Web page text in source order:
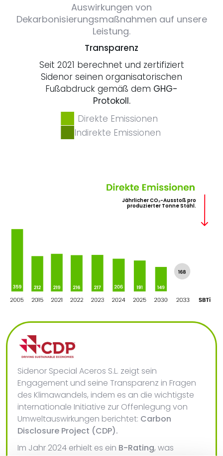
Auswirkungen von
Dekarbonisierungsmaßnahmen auf unsere
Leistung.
Transparenz
Seit 2021 berechnet und zertifiziert
Sidenor seinen organisatorischen
Fußabdruck gemäß dem GHG-
Protokoll.
Direkte Emissionen
Indirekte Emissionen
Jährlicher CO₂-Ausstoß pro
produzierter Tonne Stahl.
Sidenor Special Aceros S.L. zeigt sein
Engagement und seine Transparenz in Fragen
des Klimawandels, indem es an die wichtigste
internationale Initiative zur Offenlegung von
Umweltauswirkungen berichtet: Carbon
Disclosure Project (CDP).
Im Jahr 2024 erhielt es ein B-Rating, was